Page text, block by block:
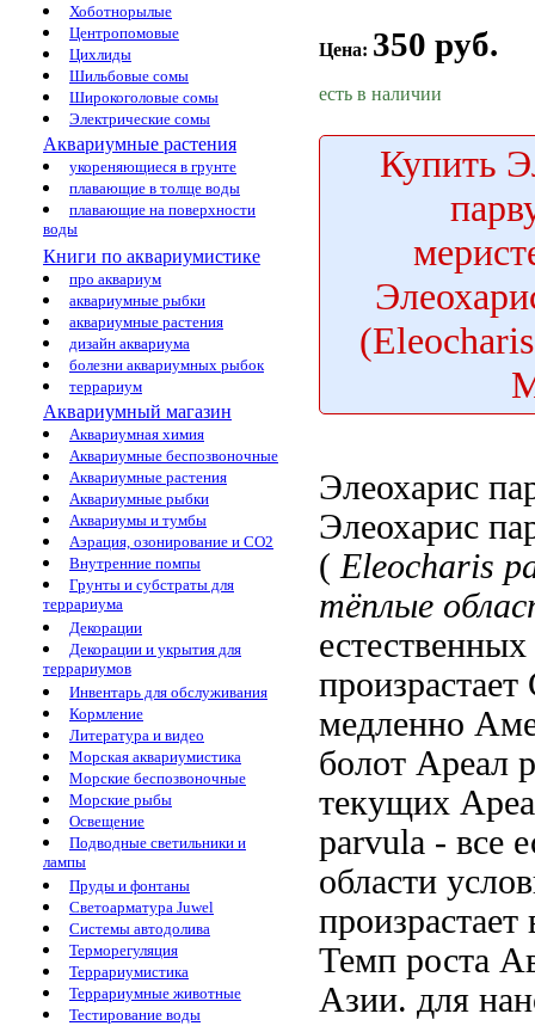
Хоботнорылые
Центропомовые
Цихлиды
Шильбовые сомы
Широкоголовые сомы
Электрические сомы
Аквариумные растения
укореняющиеся в грунте
плавающие в толще воды
плавающие на поверхности
воды
Книги по аквариумистике
про аквариум
аквариумные рыбки
аквариумные растения
дизайн аквариума
болезни аквариумных рыбок
террариум
Аквариумный магазин
Аквариумная химия
Аквариумные беспозвоночные
Аквариумные растения
Аквариумные рыбки
Аквариумы и тумбы
Аэрация, озонирование и CO2
Внутренние помпы
Грунты и субстраты для
террариума
Декорации
Декорации и укрытия для
террариумов
Инвентарь для обслуживания
Кормление
Литература и видео
Морская аквариумистика
Морские беспозвоночные
Морские рыбы
Освещение
Подводные светильники и
лампы
Пруды и фонтаны
Светоарматура Juwel
Системы автодолива
Терморегуляция
Террариумистика
Террариумные животные
Тестирование воды
Цена: 350 руб.
есть в наличии
Купить
Элеохарис
Элеохарис
( Eleocharis
тёплые
естественных
произрастает
медленно
болот Ареал
текущих
parvula - все
области
Темп роста
Азии. для